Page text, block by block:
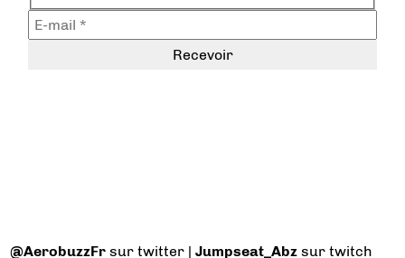
@AerobuzzFr sur twitter |Jumpseat_Abz sur twitch